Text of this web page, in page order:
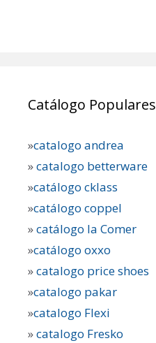
Catálogo Populares
»catalogo andrea
»catalogo betterware
»catálogo cklass
»catálogo coppel
»catálogo la Comer
»catálogo oxxo
»catalogo price shoes
»catalogo pakar
»catalogo Flexi
»catalogo Fresko